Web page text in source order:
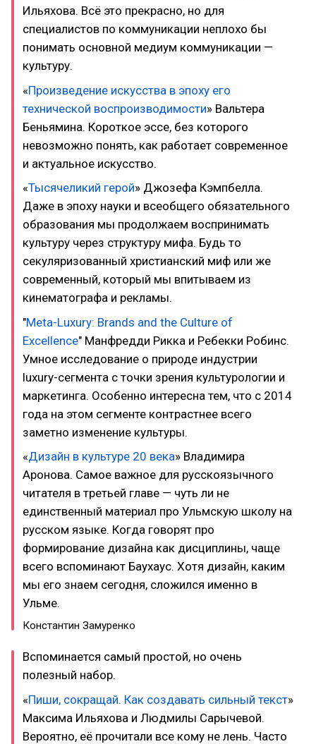
Ильяхова. Всё это прекрасно, но для
специалистов по коммуникации неплохо бы
понимать основной медиум коммуникации —
культуру.
«Произведение искусства в эпоху его
технической воспроизводимости» Вальтера
Беньямина. Короткое эссе, без которого
невозможно понять, как работает современное
и актуальное искусство.
«Тысячеликий герой» Джозефа Кэмпбелла.
Даже в эпоху науки и всеобщего обязательного
образования мы продолжаем воспринимать
культуру через структуру мифа. Будь то
секуляризованный христианский миф или же
современный, который мы впитываем из
кинематографа и рекламы.
"Meta-Luxury: Brands and the Culture of
Excellence" Манфредди Рикка и Ребекки Робинс.
Умное исследование о природе индустрии
luxury-сегмента с точки зрения культурологии и
маркетинга. Особенно интересна тем, что с 2014
года на этом сегменте контрастнее всего
заметно изменение культуры.
«Дизайн в культуре 20 века» Владимира
Аронова. Самое важное для русскоязычного
читателя в третьей главе — чуть ли не
единственный материал про Ульмскую школу на
русском языке. Когда говорят про
формирование дизайна как дисциплины, чаще
всего вспоминают Баухаус. Хотя дизайн, каким
мы его знаем сегодня, сложился именно в
Ульме.
Константин Замуренко
Вспоминается самый простой, но очень
полезный набор.
«Пиши, сокращай. Как создавать сильный текст»
Максима Ильяхова и Людмилы Сарычевой.
Вероятно, её прочитали все кому не лень. Часто